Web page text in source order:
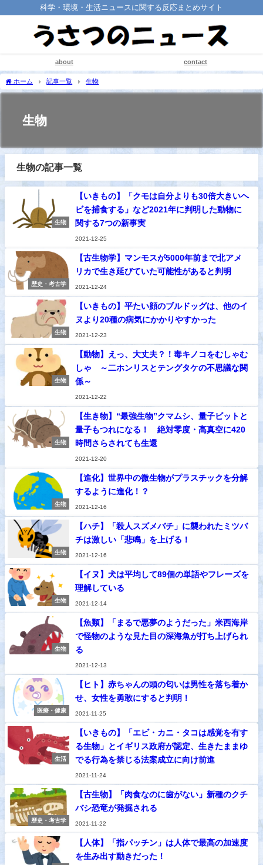
科学・環境・生活ニュースに関する反応まとめサイト
about contact
ホーム 記事一覧 生物
生物
生物の記事一覧
生物
【いきもの】「クモは自分よりも30倍大きいヘ
ビを捕食する」など2021年に判明した動物に
関する7つの新事実
2021-12-25
歴史・考古学
【古生物学】マンモスが5000年前まで北アメ
リカで生き延びていた可能性があると判明
2021-12-24
生物
【いきもの】平たい顔のブルドッグは、他のイ
ヌより20種の病気にかかりやすかった
2021-12-23
生物
【動物】えっ、大丈夫？！毒キノコをむしゃむ
しゃ ～二ホンリスとテングタケの不思議な関
係～
2021-12-22
生物
【生き物】“最強生物”クマムシ、量子ビットと
量子もつれになる！ 絶対零度・高真空に420
時間さらされても生還
2021-12-20
生物
【進化】世界中の微生物がプラスチックを分解
するように進化！？
2021-12-16
生物
【ハチ】「殺人スズメバチ」に襲われたミツバ
チは激しい「悲鳴」を上げる！
2021-12-16
生物
【イヌ】犬は平均して89個の単語やフレーズを
理解している
2021-12-14
生物
【魚類】「まるで悪夢のようだった」米西海岸
で怪物のような見た目の深海魚が打ち上げられ
る
2021-12-13
医療・健康
【ヒト】赤ちゃんの頭の匂いは男性を落ち着か
せ、女性を勇敢にすると判明！
2021-11-25
生活
【いきもの】「エビ・カニ・タコは感覚を有す
る生物」とイギリス政府が認定、生きたままゆ
でる行為を禁じる法案成立に向け前進
2021-11-24
歴史・考古学
【古生物】「肉食なのに歯がない」新種のクチ
バシ恐竜が発掘される
2021-11-22
【人体】「指パッチン」は人体で最高の加速度
を生み出す動きだった！